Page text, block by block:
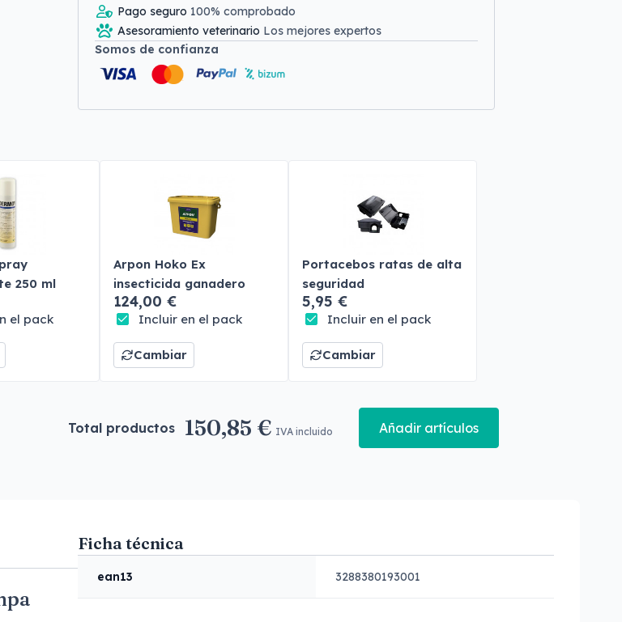
Pago seguro 100% comprobado
Asesoramiento veterinario Los mejores expertos
Somos de confianza
250 ml
el pack
Arpon Hoko Ex
insecticida ganadero
124,00 €
Incluir en el pack
Cambiar
Portacebos ratas de alta
seguridad
5,95 €
Incluir en el pack
Cambiar
Total productos 150,85 € IVA incluido Añadir artículos
Ficha técnica
ean13 3288380193001